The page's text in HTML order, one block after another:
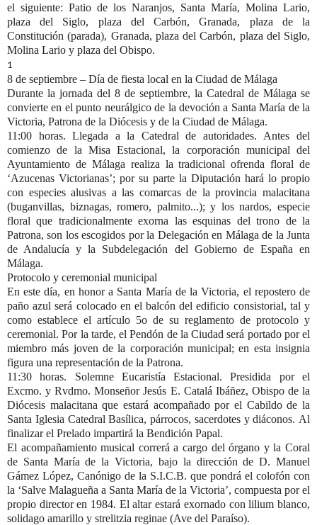
el siguiente: Patio de los Naranjos, Santa María, Molina Lario,
plaza del Siglo, plaza del Carbón, Granada, plaza de la
Constitución (parada), Granada, plaza del Carbón, plaza del Siglo,
Molina Lario y plaza del Obispo.
1
8 de septiembre – Día de fiesta local en la Ciudad de Málaga
Durante la jornada del 8 de septiembre, la Catedral de Málaga se
convierte en el punto neurálgico de la devoción a Santa María de la
Victoria, Patrona de la Diócesis y de la Ciudad de Málaga.
11:00 horas. Llegada a la Catedral de autoridades. Antes del
comienzo de la Misa Estacional, la corporación municipal del
Ayuntamiento de Málaga realiza la tradicionalofrenda floral de
‘Azucenas Victorianas’; por su parte la Diputación hará lo propio
con especies alusivas a las comarcas de la provincia malacitana
(buganvillas, biznagas, romero, palmito...); y los nardos, especie
floral que tradicionalmente exorna las esquinas del trono de la
Patrona, son los escogidos por la Delegación en Málaga de la Junta
de Andalucíay la Subdelegación del Gobierno de Españaen
Málaga.
Protocolo y ceremonial municipal
En este día, en honor a Santa María de la Victoria, el repostero de
paño azul será colocado en el balcón del edificio consistorial, tal y
como establece el artículo 5o de su reglamento de protocolo y
ceremonial. Por la tarde, el Pendón de la Ciudad será portado por el
miembro más joven de la corporación municipal; en esta insignia
figura una representación de la Patrona.
11:30 horas. Solemne Eucaristía Estacional.Presidida por el
Excmo. y Rvdmo. Monseñor Jesús E. Catalá Ibáñez, Obispo de la
Diócesis malacitanaque estará acompañado por el Cabildode la
Santa Iglesia Catedral Basílica, párrocos, sacerdotes y diáconos. Al
finalizar el Prelado impartirá la Bendición Papal.
El acompañamiento musical correrá a cargo del órgano y la Coral
de Santa María de la Victoria, bajo la dirección de D. Manuel
Gámez López, Canónigo de la S.I.C.B. que pondrá el colofón con
la ‘Salve Malagueña a Santa María de la Victoria’, compuesta porel
propio director en 1984. El altar estará exornado con lilium blanco,
solidago amarillo y strelitzia reginae (Ave del Paraíso).